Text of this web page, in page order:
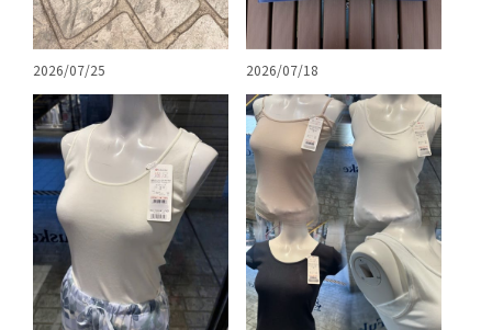
2026/07/25 2026/07/18